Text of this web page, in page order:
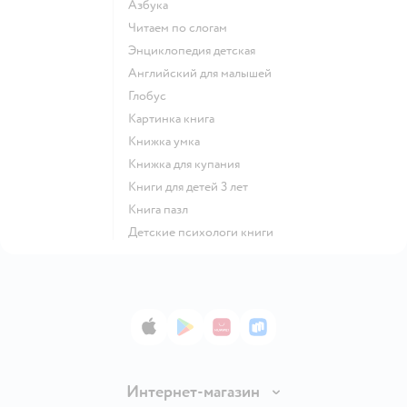
азбука
читаем по слогам
энциклопедия детская
английский для малышей
глобус
картинка книга
книжка умка
книжка для купания
книги для детей 3 лет
книга пазл
детские психологи книги
App StoreGoogle Play
AppGallery
RuStore
Интернет-магазин